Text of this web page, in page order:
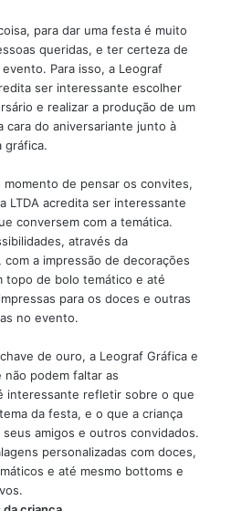
para dar uma festa é muito
queridas, e ter certeza de
Para isso, a Leograf
ser interessante escolher
e realizar a produção de um
cara do aniversariante junto à
gráfica.
de pensar os convites,
LTDA acredita ser interessante
conversem com a temática.
através da
a impressão de decorações
topo de bolo temático e até
para os doces e outras
no evento.
de ouro, a Leograf Gráfica e
não podem faltar as
interessante refletir sobre o que
da festa, e o que a criança
amigos e outros convidados.
personalizadas com doces,
e até mesmo bottoms e